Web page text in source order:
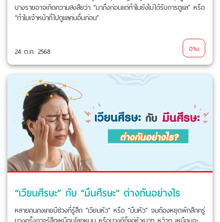
บางรายอาจเกิดความสงสัยว่า “มาถึงก่อนแต่ทำไมยังไม่ได้รับการดูแล” หรือ
“ทำไมเจ้าหน้าที่ไปดูแลคนอื่นก่อน”
24 ต.ค. 2568 อ่าน
“เวียนศีรษะ” กับ “มึนศีรษะ” ต่างกันอย่างไร
หลายคนคงเคยมีช่วงที่รู้สึก “เวียนหัว” หรือ “มึนหัว” จนต้องหยุดพักสักครู่